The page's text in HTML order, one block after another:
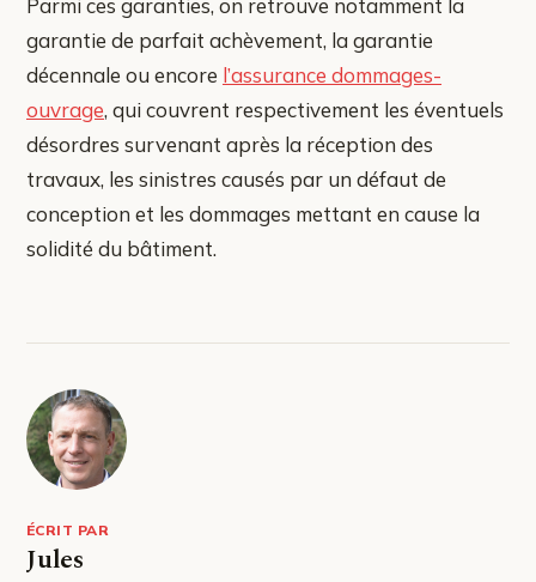
Parmi ces garanties, on retrouve notamment la
garantie de parfait achèvement, la garantie
décennale ou encore l’assurance dommages-
ouvrage, qui couvrent respectivement les éventuels
désordres survenant après la réception des
travaux, les sinistres causés par un défaut de
conception et les dommages mettant en cause la
solidité du bâtiment.
ÉCRIT PAR
Jules